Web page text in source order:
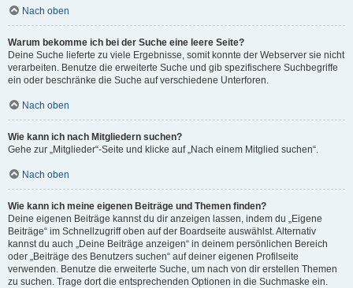
Nach oben
Warum bekomme ich bei der Suche eine leere Seite?
Deine Suche lieferte zu viele Ergebnisse, somit konnte der Webserver sie nicht
verarbeiten. Benutze die erweiterte Suche und gib spezifischere Suchbegriffe
ein oder beschränke die Suche auf verschiedene Unterforen.
Nach oben
Wie kann ich nach Mitgliedern suchen?
Gehe zur „Mitglieder“-Seite und klicke auf „Nach einem Mitglied suchen“.
Nach oben
Wie kann ich meine eigenen Beiträge und Themen finden?
Deine eigenen Beiträge kannst du dir anzeigen lassen, indem du „Eigene
Beiträge“ im Schnellzugriff oben auf der Boardseite auswählst. Alternativ
kannst du auch „Deine Beiträge anzeigen“ in deinem persönlichen Bereich
oder „Beiträge des Benutzers suchen“ auf deiner eigenen Profilseite
verwenden. Benutze die erweiterte Suche, um nach von dir erstellen Themen
zu suchen. Trage dort die entsprechenden Optionen in die Suchmaske ein.